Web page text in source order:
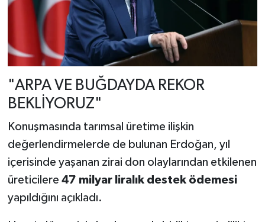
"ARPA VE BUĞDAYDA REKOR
BEKLİYORUZ"
Konuşmasında tarımsal üretime ilişkin
değerlendirmelerde de bulunan Erdoğan, yıl
içerisinde yaşanan zirai don olaylarından etkilenen
üreticilere 47 milyar liralık destek ödemesi
yapıldığını açıkladı.